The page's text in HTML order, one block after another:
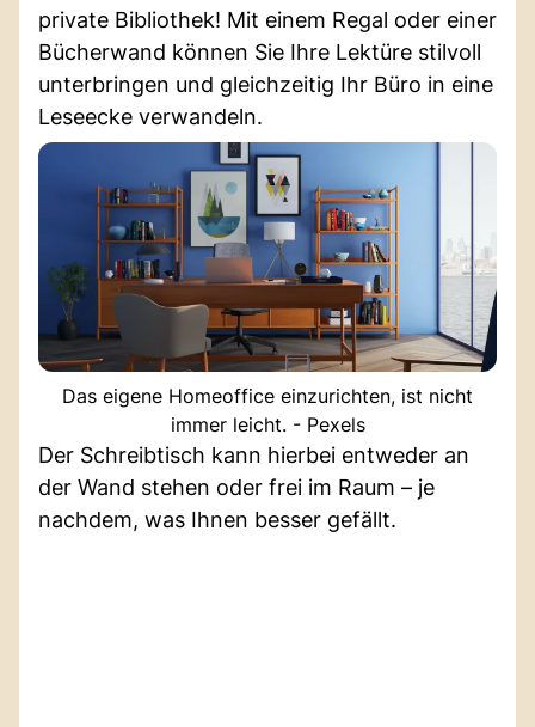
private Bibliothek! Mit einem Regal oder einer
Bücherwand können Sie Ihre Lektüre stilvoll
unterbringen und gleichzeitig Ihr Büro in eine
Leseecke verwandeln.
Das eigene Homeoffice einzurichten, ist nicht
immer leicht. - Pexels
Der Schreibtisch kann hierbei entweder an
der Wand stehen oder frei im Raum – je
nachdem, was Ihnen besser gefällt.